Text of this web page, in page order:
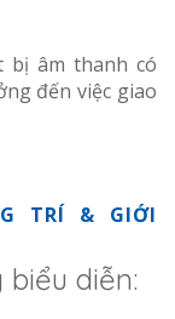
bị âm thanh có
đến việc giao
TRÍ & GIỚI
diễn: